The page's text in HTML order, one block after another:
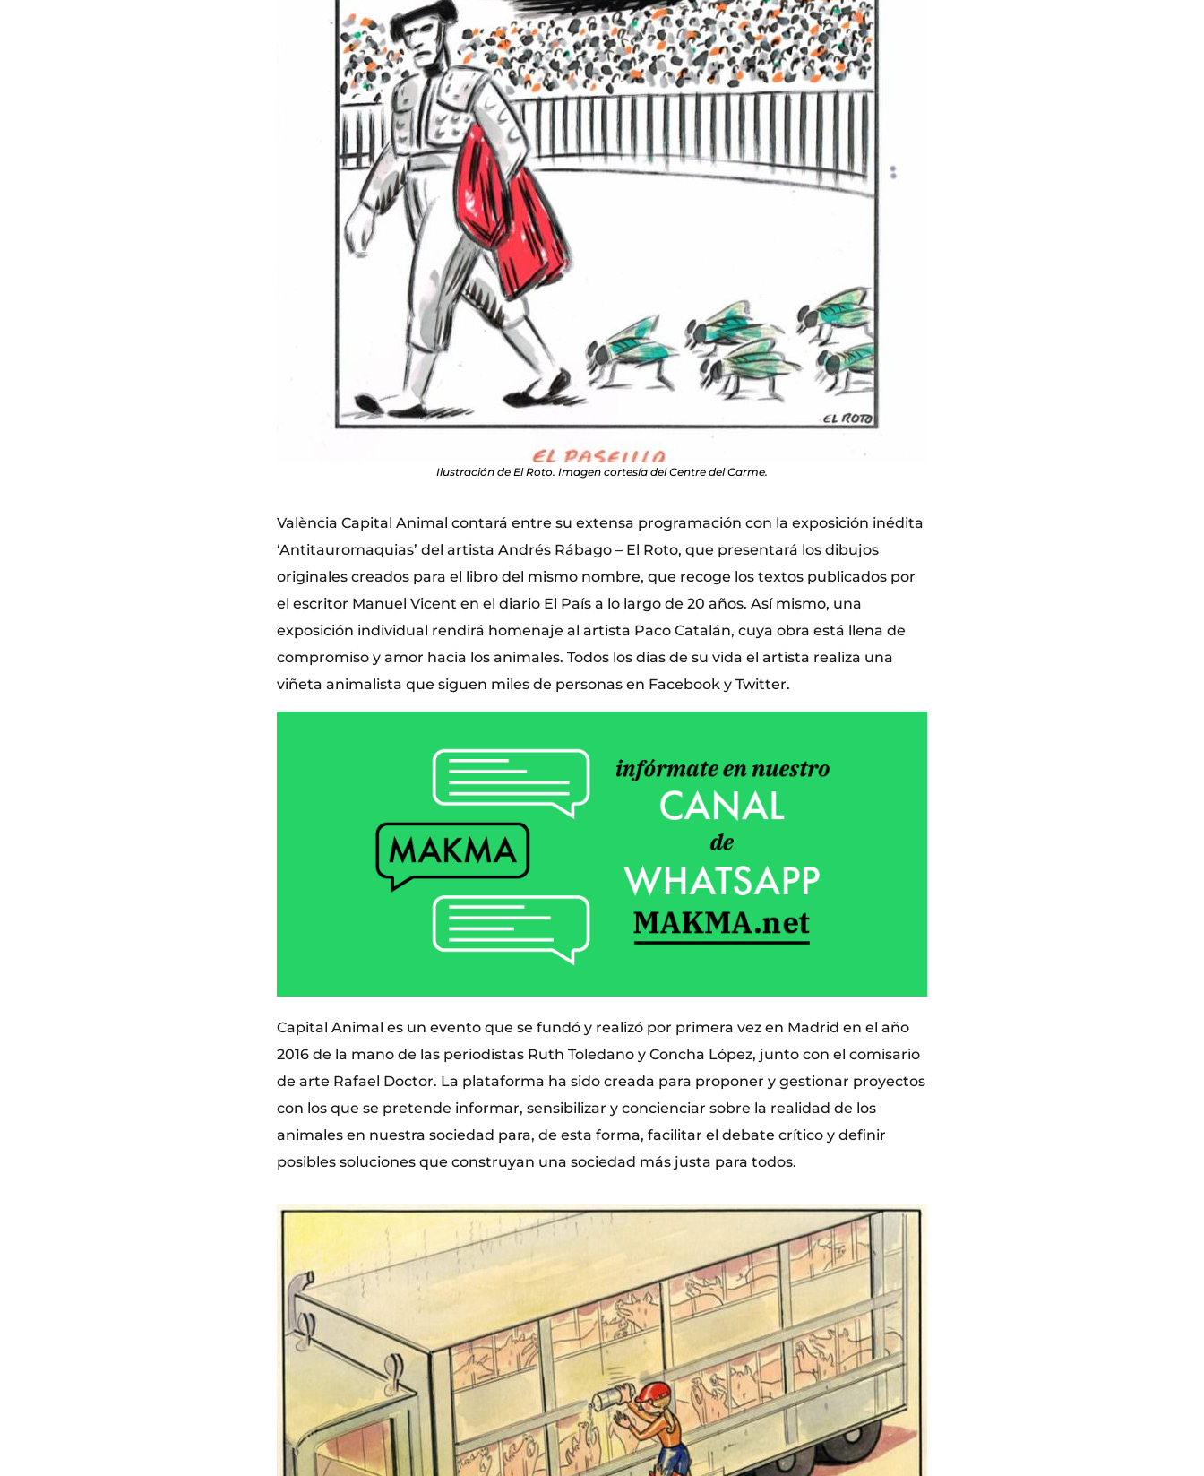
Ilustración de El Roto. Imagen cortesía del Centre del Carme.
València Capital Animal contará entre su extensa programación con la exposición inédita
‘Antitauromaquias’ del artista Andrés Rábago – El Roto, que presentará los dibujos
originales creados para el libro del mismo nombre, que recoge los textos publicados por
el escritor Manuel Vicent en el diario El País a lo largo de 20 años. Así mismo, una
exposición individual rendirá homenaje al artista Paco Catalán, cuya obra está llena de
compromiso y amor hacia los animales. Todos los días de su vida el artista realiza una
viñeta animalista que siguen miles de personas en Facebook y Twitter.
Capital Animal es un evento que se fundó y realizó por primera vez en Madrid en el año
2016 de la mano de las periodistas Ruth Toledano y Concha López, junto con el comisario
de arte Rafael Doctor. La plataforma ha sido creada para proponer y gestionar proyectos
con los que se pretende informar, sensibilizar y concienciar sobre la realidad de los
animales en nuestra sociedad para, de esta forma, facilitar el debate crítico y definir
posibles soluciones que construyan una sociedad más justa para todos.